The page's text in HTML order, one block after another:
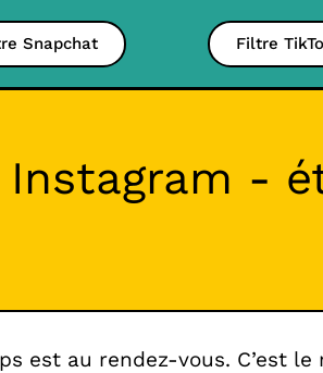
Snapchat Filtre
-
est au rendez-vous. C’est